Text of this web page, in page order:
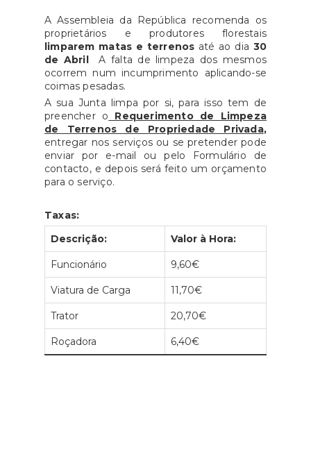
A Assembleia da República recomenda os
proprietários e produtores florestais
limparem matas e terrenos até ao dia 30
de AbrilA falta de limpeza dos mesmos
ocorrem num incumprimento aplicando-se
coimas pesadas.
A sua Junta limpa por si, para isso tem de
preencher o Requerimento de Limpeza
de Terrenos de Propriedade Privada,
entregar nos serviços ou se pretender pode
enviar por e-mail ou pelo Formulário de
contacto, e depois será feito um orçamento
para o serviço.
Taxas:
Descrição:
Valor à Hora:
Funcionário 9,60€
Viatura de Carga 11,70€
Trator 20,70€
Roçadora 6,40€